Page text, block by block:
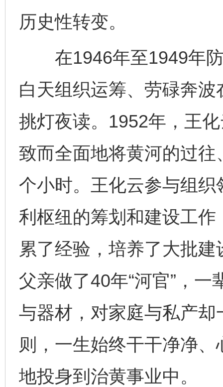
历史性转变。
在1946年至1949年防
白天组织运筹、劳碌奔
挑灯夜读。1952年，王
致而全面地将黄河的过
个小时。王化云参与组
利枢纽的筹划和建设工
累了经验，培养了大批
父亲做了40年“河官”，
与器材，对家庭与私产
则，一生始终干干净净
地投身到治黄事业中。